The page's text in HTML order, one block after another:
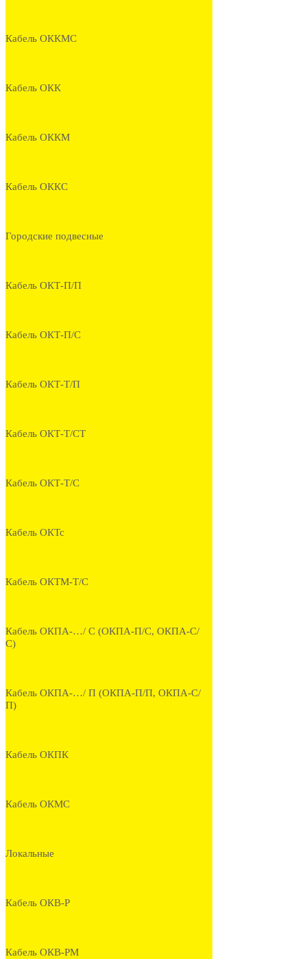
Кабель ОККМС
Кабель ОКК
Кабель ОККМ
Кабель ОККС
Городские подвесные
Кабель ОКТ-П/П
Кабель ОКТ-П/С
Кабель ОКТ-Т/П
Кабель ОКТ-Т/СТ
Кабель ОКТ-Т/С
Кабель ОКТс
Кабель ОКТМ-Т/С
Кабель ОКПА-…/ С (ОКПА-П/С, ОКПА-С/
С)
Кабель ОКПА-…/ П (ОКПА-П/П, ОКПА-С/
П)
Кабель ОКПК
Кабель ОКМС
Локальные
Кабель ОКВ-Р
Кабель ОКВ-РМ